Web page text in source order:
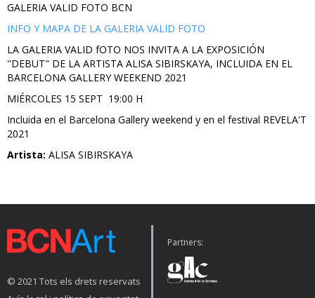
GALERIA VALID FOTO BCN
INFO Y MAPA DE LA GALERIA VALID FOTO
LA GALERIA VALID fOTO NOS INVITA A LA EXPOSICIÓN
"DEBUT" DE LA ARTISTA ALISA SIBIRSKAYA, INCLUIDA EN EL
BARCELONA GALLERY WEEKEND 2021
MIÉRCOLES 15 SEPT 19:00 H
Incluida en el Barcelona Gallery weekend y en el festival REVELA'T
2021
Artista: ALISA SIBIRSKAYA
© 2021 Tots els drets reservats
Partners: